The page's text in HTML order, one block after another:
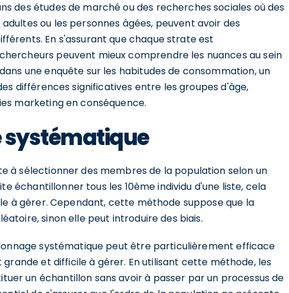
des études de marché ou des recherches sociales où des
ou les personnes âgées, peuvent avoir des
En s'assurant que chaque strate est
peuvent mieux comprendre les nuances au sein
une enquête sur les habitudes de consommation, un
différences significatives entre les groupes d'âge,
marketing en conséquence.
systématique
à sélectionner des membres de la population selon un
échantillonner tous les 10ème individu d'une liste, cela
à gérer. Cependant, cette méthode suppose que la
sinon elle peut introduire des biais.
systématique peut être particulièrement efficace
et difficile à gérer. En utilisant cette méthode, les
un échantillon sans avoir à passer par un processus de